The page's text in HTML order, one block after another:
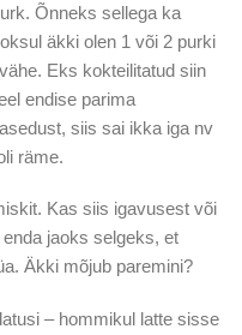
Õnneks sellega ka
äkki olen 1 või 2 purki
Eks kokteilitatud siin
endise parima
siis sai ikka iga nv
räme.
Kas siis igavusest või
jaoks selgeks, et
Äkki mõjub paremini?
– hommikul latte sisse